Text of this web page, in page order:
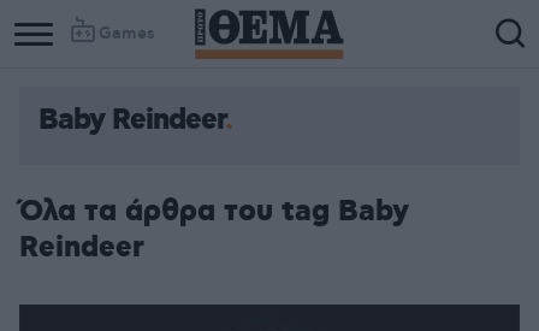
Games
Baby Reindeer
Όλα τα άρθρα του tag Baby
Reindeer